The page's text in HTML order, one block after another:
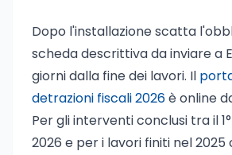
Dopo l'installazione scatta
scheda descrittiva da inviare a
giorni dalla fine dei lavori. Il
detrazioni fiscali 2026è online
Per gli interventi conclusi tra il
2026 e per i lavori finiti nel 2025